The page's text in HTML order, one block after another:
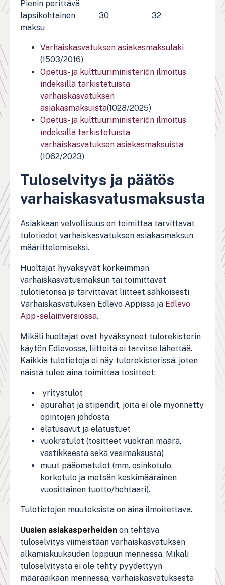
Pienin perittävä
lapsikohtainen
maksu
30 32
Varhaiskasvatuksen asiakasmaksulaki
(1503/2016)
Opetus- ja kulttuuriministeriön ilmoitus
indeksillä tarkistetuista
varhaiskasvatuksen
asiakasmaksuista(1028/2025)
Opetus- ja kulttuuriministeriön ilmoitus
indeksillä tarkistetuista
varhaiskasvatuksen asiakasmaksuista
(1062/2023)
Tuloselvitys ja päätös
varhaiskasvatusmaksusta
Asiakkaan velvollisuus on toimittaa tarvittavat
tulotiedot varhaiskasvatuksen asiakasmaksun
määrittelemiseksi.
Huoltajat hyväksyvät korkeimman
varhaiskasvatusmaksun tai toimittavat
tulotietonsa ja tarvittavat liitteet sähköisesti
Varhaiskasvatuksen Edlevo Appissa ja Edlevo
App -selainversiossa.
Mikäli huoltajat ovat hyväksyneet tulorekisterin
käytön Edlevossa, liitteitä ei tarvitse lähettää.
Kaikkia tulotietoja ei näy tulorekisterissä, joten
näistä tulee aina toimittaa tositteet:
yritystulot
apurahat ja stipendit, joita ei ole myönnetty
opintojen johdosta
elatusavut ja elatustuet
vuokratulot (tositteet vuokran määrä,
vastikkeesta sekä vesimaksusta)
muut pääomatulot (mm. osinkotulo,
korkotulo ja metsän keskimääräinen
vuosittainen tuotto/hehtaari).
Tulotietojen muutoksista on aina ilmoitettava.
Uusien asiakasperheiden on tehtävä
tuloselvitys viimeistään varhaiskasvatuksen
alkamiskuukauden loppuun mennessä. Mikäli
tuloselvitystä ei ole tehty pyydettyyn
määräaikaan mennessä, varhaiskasvatuksesta